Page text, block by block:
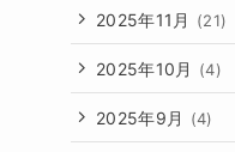
2025年11月 (21)
2025年10月 (4)
2025年9月 (4)